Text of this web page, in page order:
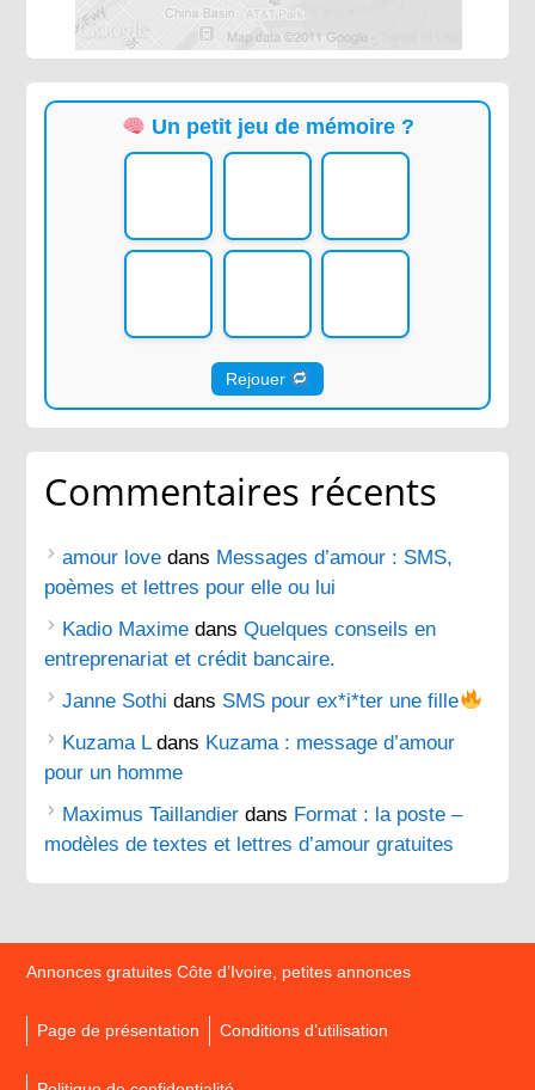
Un petit jeu de mémoire ?
Rejouer
Commentaires récents
amour love dans Messages d’amour : SMS,
poèmes et lettres pour elle ou lui
Kadio Maxime dansQuelques conseils en
entreprenariat et crédit bancaire.
Janne Sothi dans SMS pour ex*i*ter une fille
Kuzama Ldans Kuzama : message d’amour
pour un homme
Maximus Taillandier dans Format : la poste –
modèles de textes et lettres d’amour gratuites
Annonces gratuites Côte d’Ivoire, petites annonces
Page de présentation Conditions d’utilisation